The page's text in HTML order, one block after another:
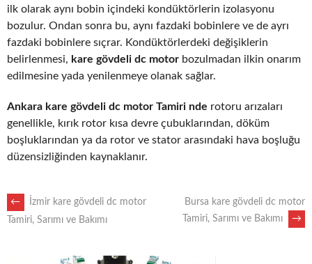
ilk olarak aynı bobin içindeki kondüktörlerin izolasyonu
bozulur. Ondan sonra bu, aynı fazdaki bobinlere ve de ayrı
fazdaki bobinlere sıçrar. Kondüktörlerdeki değişiklerin
belirlenmesi, kare gövdeli dc motor bozulmadan ilkin onarım
edilmesine yada yenilenmeye olanak sağlar.
Ankara kare gövdeli dc motor Tamiri nde rotoru arızaları
genellikle, kırık rotor kısa devre çubuklarından, döküm
boşluklarından ya da rotor ve stator arasındaki hava boşluğu
düzensizliğinden kaynaklanır.
POST
NAVIGATION
←
İzmir kare gövdeli dc motor
Tamiri, Sarımı ve Bakımı
Bursa kare gövdeli dc motor
Tamiri, Sarımı ve Bakımı
→